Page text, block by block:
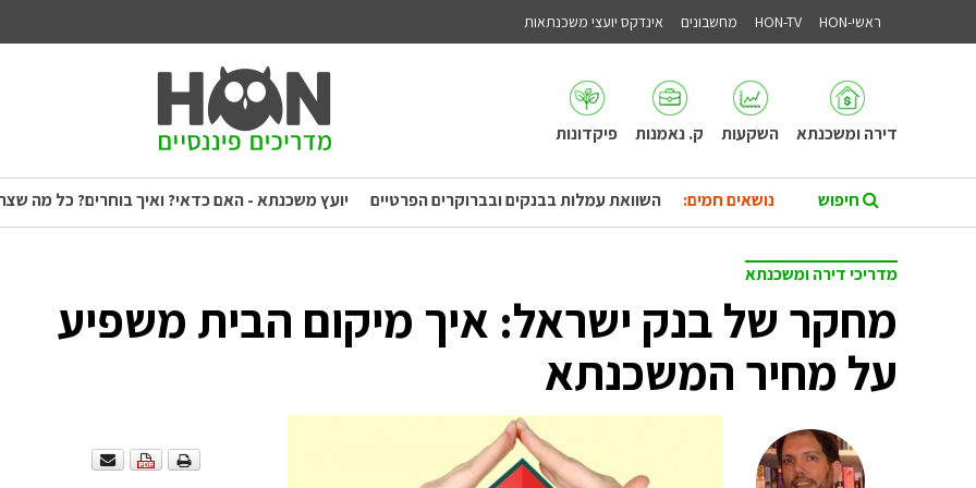
ראשי-HON HON-TV מחשבונים אינדקס יועצי משכנתאות
דירה ומשכנתא השקעות ק. נאמנות פיקדונות
נושאים חמים: השוואת עמלות בבנקים ובברוקרים הפרטיים יועץ משכנתא - האם כדאי? ואיך בוחרים? כל מה
מדריכי דירה ומשכנתא
מחקר של בנק ישראל: איך מיקום הבית משפיע
על מחיר המשכנתא